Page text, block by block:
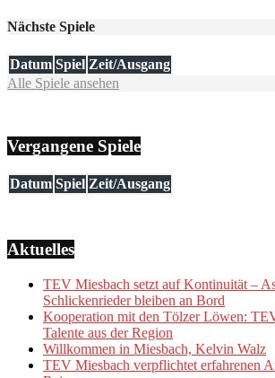
Nächste Spiele
Datum Spiel Zeit/Ausgang
Alle Spiele ansehen
Vergangene Spiele
Datum Spiel Zeit/Ausgang
Aktuelles
TEV Miesbach setzt auf Kontinuität –
Schlickenrieder bleiben an Bord
Kooperation mit den Tölzer Löwen:
Talente aus der Region
Willkommen in Miesbach, Kelvin Walz
TEV Miesbach verpflichtet erfahrenen